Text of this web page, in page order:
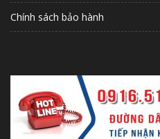
Chính sách bảo hành